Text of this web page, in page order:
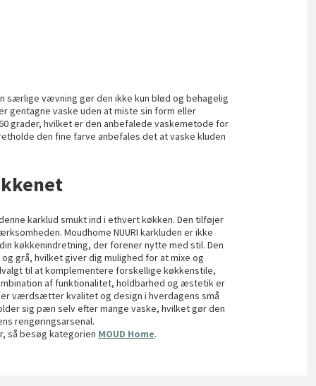
særlige vævning gør den ikke kun blød og behagelig
gentagne vaske uden at miste sin form eller
grader, hvilket er den anbefalede vaskemetode for
den fine farve anbefales det at vaske kluden
karklud smukt ind i ethvert køkken. Den tilføjer
Moudhome NUURI karkluden er ikke
køkkenindretning, der forener nytte med stil. Den
grå, hvilket giver dig mulighed for at mixe og
til at komplementere forskellige køkkenstile,
af funktionalitet, holdbarhed og æstetik er
værdsætter kvalitet og design i hverdagens små
sig pæn selv efter mange vaske, hvilket gør den
rengøringsarsenal.
så besøg kategorien MOUD Home.